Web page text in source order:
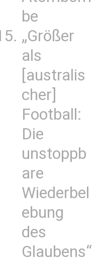
be
„Größer
als
[australis
cher]
Football:
Die
unstoppb
are
Wiederbel
ebung
des
Glaubens“